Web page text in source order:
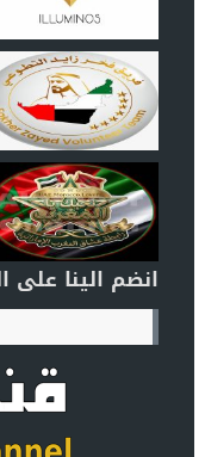
انضم الينا